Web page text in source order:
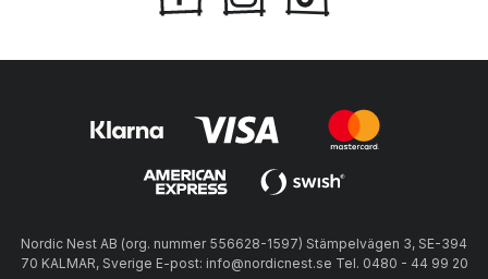
Nordic Nest AB (org. nummer 556628-1597) Stämpelvägen 3, SE-394
70 KALMAR, Sverige E-post: info@nordicnest.se Tel. 0480 - 44 99 20